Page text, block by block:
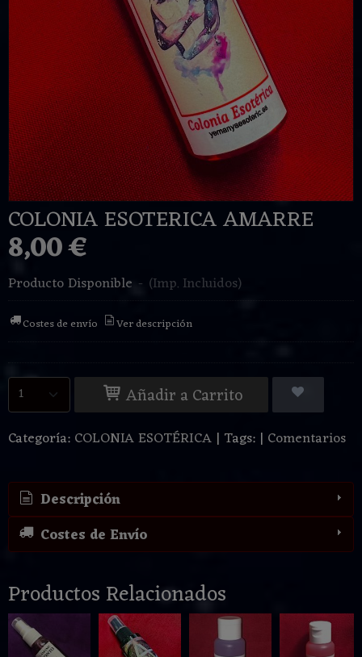
COLONIA ESOTERICA AMARRE
8,00 €
Producto Disponible - (Imp. Incluidos)
Costes de envío Ver descripción
Añadir a Carrito
Categoría: COLONIA ESOTÉRICA | Tags: | Comentarios
Descripción
Costes de Envío
Productos Relacionados